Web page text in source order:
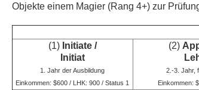
Objekte einem Magier (Rang 4+) zur
(1) Initiate /
Initiat
1. Jahr der Ausbildung
Einkommen: $600 / LHK: 900 / Status 1
(2)
2.-3. Jahr,
Einkommen: